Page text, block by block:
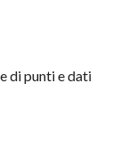
di punti e dati